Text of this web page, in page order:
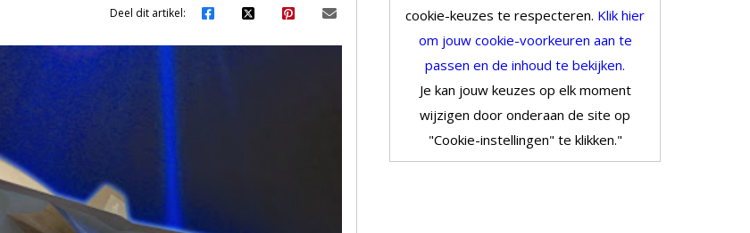
Deel dit artikel:
cookie-keuzes te respecteren. Klik hier
om jouw cookie-voorkeuren aan te
passen en de inhoud te bekijken.
Je kan jouw keuzes op elk moment
wijzigen door onderaan de site op
"Cookie-instellingen" te klikken."